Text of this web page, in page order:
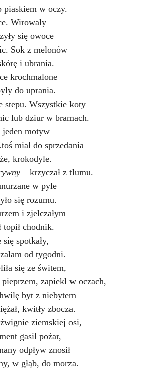
Biograficzny
piaskiem w oczy.
Wirowały
się owoce
Sok z melonów
i ubrania.
krochmalone
do uprania.
stepu. Wszystkie koty
lub dziur w bramach.
jeden motyw
miał do sprzedania
krokodyle.
– krzyczał z tłumu.
w pyle
się rozumu.
i zjełczałym
topił chodnik.
spotkały,
od tygodni.
się ze świtem,
pieprzem, zapiekł w oczach,
byt z niebytem
kwitły zbocza.
ziemskiej osi,
gasił pożar,
odpływ znosił
w głąb, do morza.